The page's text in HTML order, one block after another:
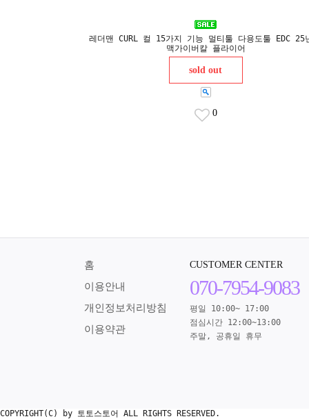
레더맨 CURL 컬 15가지 기능 멀티툴 다용도툴 EDC 25
맥가이버칼 플라이어
sold out
0
홈
이용안내
개인정보처리방침
이용약관
CUSTOMER CENTER
070-7954-9083
평일 10:00~ 17:00
점심시간 12:00~13:00
주말, 공휴일 휴무
COPYRIGHT(C) by 토토스토어 ALL RIGHTS RESERVED.